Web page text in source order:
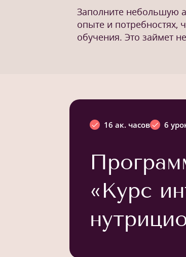
Заполните небольшую
опыте и потребностях,
обучения. Это займет
16 ак. часов 6
«Курс